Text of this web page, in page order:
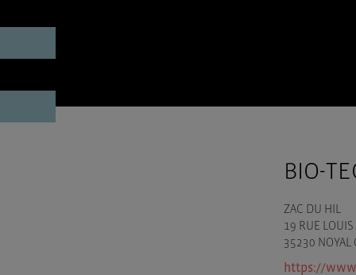
BIO-
ZAC DU HIL
19 RUE
35230 NOYAL
https://